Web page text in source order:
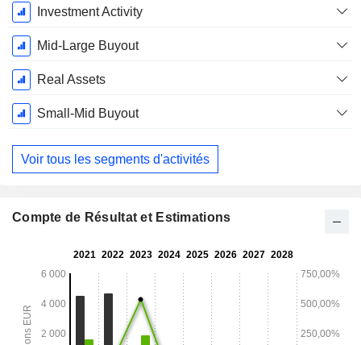
Investment Activity
Mid-Large Buyout
Real Assets
Small-Mid Buyout
Voir tous les segments d'activités
Compte de Résultat et Estimations